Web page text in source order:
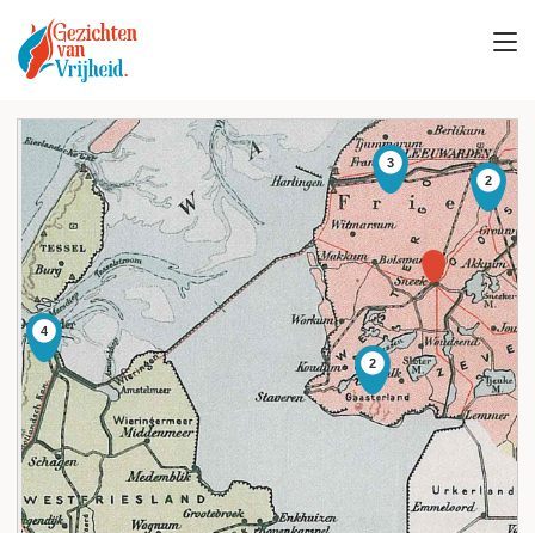
2
3
4
2